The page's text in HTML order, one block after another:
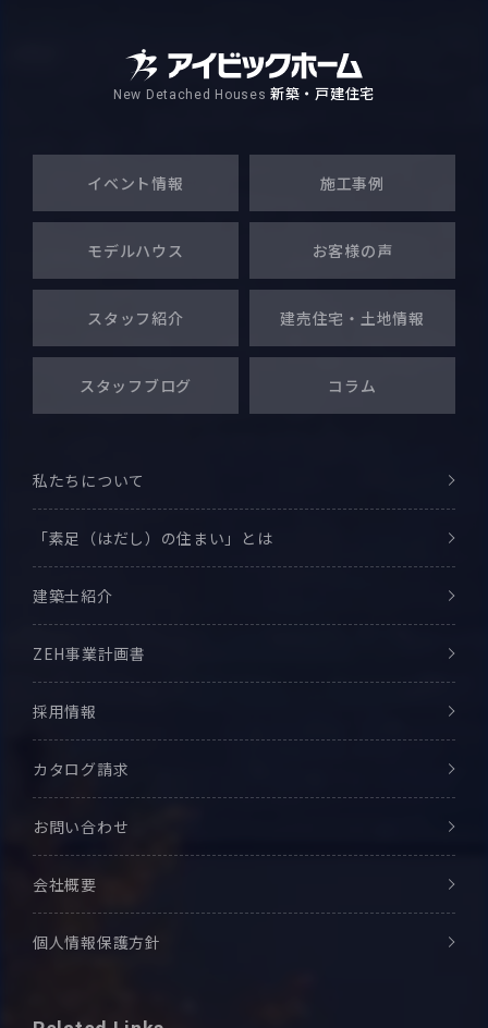
1月 (20)
2月 (21)
1月 (14)
3月 (23)
2月 (23)
1月 (19)
5月 (20)
4月 (23)
3月 (23)
2月 (22)
1月 (23)
6月 (11)
4月 (9)
3月 (8)
2月 (15)
6月 (23)
4月 (5)
New Detached Houses 新築・戸建住宅
イベント情報 施工事例
モデルハウス お客様の声
スタッフ紹介 建売住宅・ 土地情報
スタッフブログ コラム
私たちについて
「素足（はだし）の住まい」とは
建築士紹介
ZEH事業計画書
採用情報
カタログ請求
お問い合わせ
会社概要
個人情報保護方針